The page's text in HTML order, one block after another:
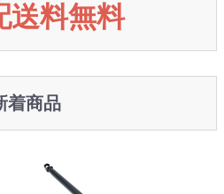
送料無料
着商品